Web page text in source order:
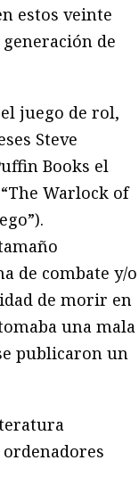
estos veinte
de
juego de rol,
Steve
Books el
Warlock of
de combate y/o
de morir en
una mala
publicaron un